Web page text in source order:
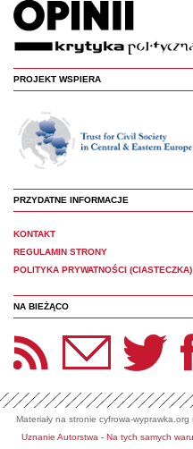
PROJEKT WSPIERA
PRZYDATNE INFORMACJE
KONTAKT
REGULAMIN STRONY
POLITYKA PRYWATNOŚCI (CIASTECZKA)
NA BIEŻĄCO
Panoptyka Facebook
Materiały na stronie cyfrowa-
Uznanie Autorstwa - Na tych samych